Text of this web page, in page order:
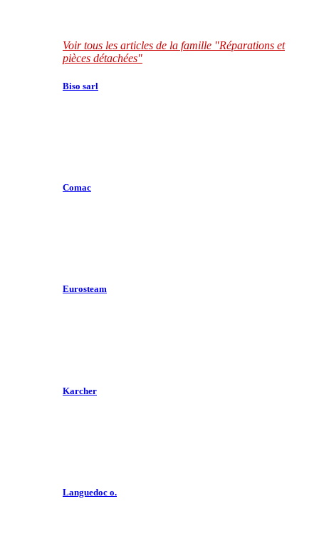
Voir tous les articles de la famille "Réparations et
pièces détachées"
Biso sarl
Comac
Eurosteam
Karcher
Languedoc o.